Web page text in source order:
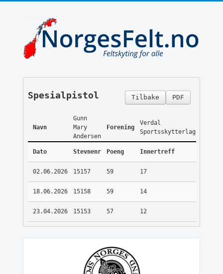
PDF
Tilbake
Spesialpistol
Navn
Gunn
Mary
Andersen
Forening
Verdal
Sportsskytterlag
Dato Stevnenr Poeng Innertreff
02.06.2026 15157 59 17
18.06.2026 15158 59 14
23.04.2026 15153 57 12